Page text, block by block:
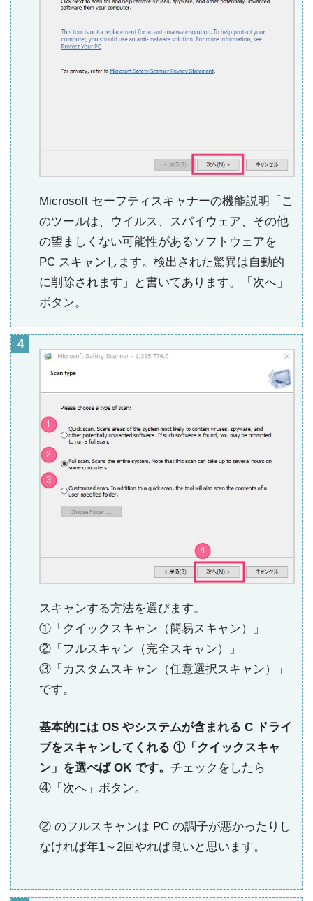
Microsoft セーフティスキャナーの機能説明「こ
のツールは、ウイルス、スパイウェア、その他
の望ましくない可能性があるソフトウェアを
PC スキャンします。検出された驚異は自動的
に削除されます」と書いてあります。「次へ」
ボタン。
スキャンする方法を選びます。
①「クイックスキャン（簡易スキャン）」
②「フルスキャン（完全スキャン）」
③「カスタムスキャン（任意選択スキャン）」
です。
基本的には OS やシステムが含まれる C ドライ
ブをスキャンしてくれる ①「クイックスキャ
ン」を選べば OK です。 チェックをしたら
④「次へ」ボタン。
② のフルスキャンは PC の調子が悪かったりし
なければ年1～2回やれば良いと思います。